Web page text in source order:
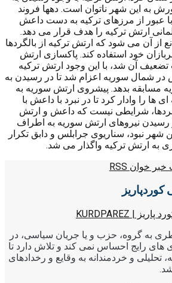
به این شهر ناتوان است. دهها فروند
عبور از مرزهای ترکیه به دست داعش
ارتش ترکیه را هدف قرار می دهد.
از آن می شود که ارتش ترکیه از بالگردها
خود استفاده کند. پاکسازی ارتش
تضعیف آن شد، با این وجود ارتش ترکیه
در شمال سوریه اعزام شد تا در رسیدن به
مسابقه بدهد. پیشروی ارتش سوریه به
ها را وادار کرد تا در نبرد با داعش با
شرایطی نیست که داعش و ارتش
رسیدن نیروهای ارتش سوریه به اطراف
شهر نبود، سناریوی جرابلس و دابق تکرار
به ارتش ترکیه واگذار می شد.
خبر خوان RSS
به گروه، حزب و یا جریان سیاسی، در
های رایج احساس نمی کند و تلاش دارد تا
تحلیلی و خردمندانه به وقایع و رخدادهای